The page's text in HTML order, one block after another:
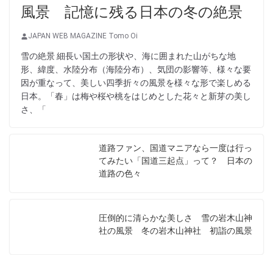
風景 記憶に残る日本の冬の絶景
JAPAN WEB MAGAZINE Tomo Oi
雪の絶景 細長い国土の形状や、海に囲まれた山がちな地
形、緯度、水陸分布（海陸分布）、気団の影響等、様々な要
因が重なって、美しい四季折々の風景を様々な形で楽しめる
日本。「春」は梅や桜や桃をはじめとした花々と新芽の美し
さ、「
道路ファン、国道マニアなら一度は行っ
てみたい「国道三起点」って？ 日本の
道路の色々
圧倒的に清らかな美しさ 雪の岩木山神
社の風景 冬の岩木山神社 初詣の風景